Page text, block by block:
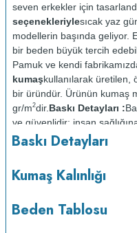
seven erkekler için
seçenekleriylesıcak yaz
modellerin başında geliyor.
bir beden büyük tercih
Pamuk ve kendi
kumaşkullanılarak üretilen,
bir üründür. Ürünün kumaş
gr/m2dir. Baskı Detayları :
ve güvenlidir; insan
Bakım : Kısa programda
Kuru temizleme
Baskı Detayları
Kumaş Kalınlığı
Beden Tablosu